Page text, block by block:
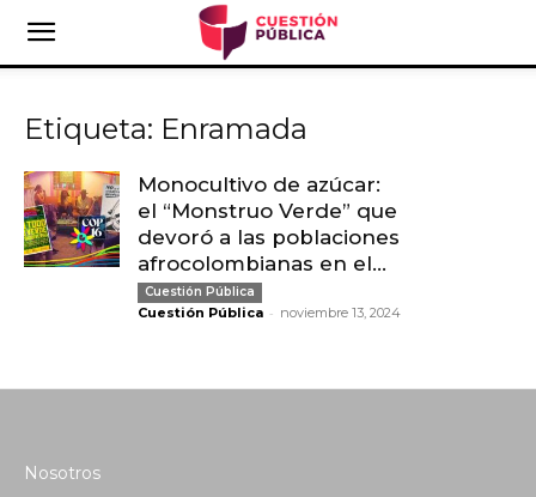
Etiqueta: Enramada
Monocultivo de azúcar:
el “Monstruo Verde” que
devoró a las poblaciones
afrocolombianas en el...
Cuestión Pública
Cuestión Pública - noviembre 13, 2024
Nosotros